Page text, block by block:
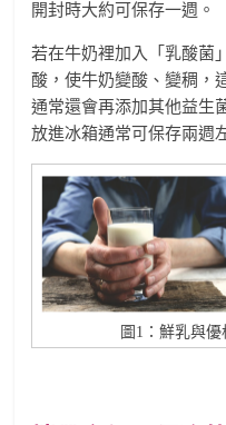
開封時大約可保存一週。
若在牛奶裡加入「乳酸菌
酸，使牛奶變酸、變稠，
通常還會再添加其他益生
放進冰箱通常可保存兩週
圖1：鮮乳與優